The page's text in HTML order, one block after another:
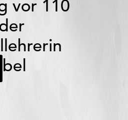
vor 110